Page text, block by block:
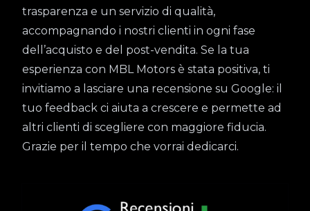
trasparenza e un servizio di qualità,
accompagnando i nostri clienti in ogni fase
dell’acquisto e del post-vendita. Se la tua
esperienza con MBL Motors è stata positiva, ti
invitiamo a lasciare una recensione su Google: il
tuo feedback ci aiuta a crescere e permette ad
altri clienti di scegliere con maggiore fiducia.
Grazie per il tempo che vorrai dedicarci.